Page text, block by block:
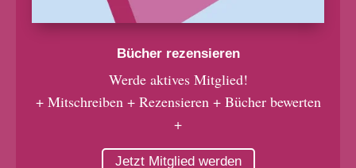
Bücher rezensieren
Werde aktives Mitglied!
+ Mitschreiben + Rezensieren + Bücher bewerten
+
Jetzt Mitglied werden